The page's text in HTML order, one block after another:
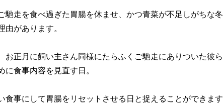
馳走を食べ過ぎた胃腸を休ませ、かつ青菜が不足しがちな冬
があります。
お正月に飼い主さん同様にたらふくご馳走にありついた彼ら
食事内容を見直す日。
食事にして胃腸をリセットさせる日と捉えることができます